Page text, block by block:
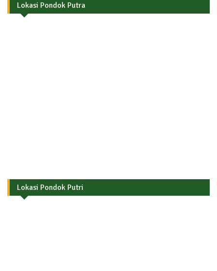
Lokasi Pondok Putra
Lokasi Pondok Putri